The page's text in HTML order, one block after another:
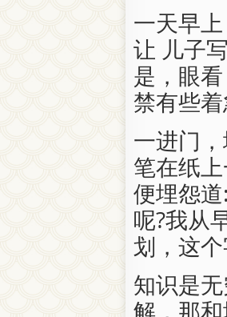
一天早
让 儿子
是，眼
禁有些
一进门
笔在纸
便埋怨道
呢?我从
划，这
知识是
解，那